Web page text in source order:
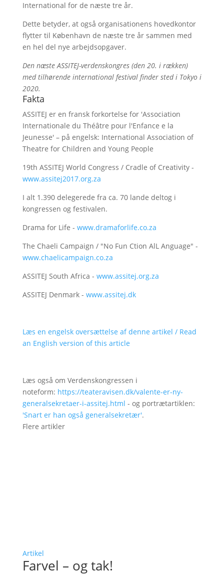
International for de næste tre år.
Dette betyder, at også organisationens hovedkontor
flytter til København de næste tre år sammen med
en hel del nye arbejdsopgaver.
Den næste ASSITEJ-verdenskongres (den 20. i rækken)
med tilhørende international festival finder sted i Tokyo i
2020.
Fakta
ASSITEJ er en fransk forkortelse for 'Association
Internationale du Théâtre pour l'Enfance e la
Jeunesse' – på engelsk: International Association of
Theatre for Children and Young People
19th ASSITEJ World Congress / Cradle of Creativity -
www.assitej2017.org.za
I alt 1.390 delegerede fra ca. 70 lande deltog i
kongressen og festivalen.
Drama for Life - www.dramaforlife.co.za
The Chaeli Campaign / "No Fun Ction AlL Anguage" -
www.chaelicampaign.co.za
ASSITEJ South Africa - www.assitej.org.za
ASSITEJ Denmark - www.assitej.dk
Læs en engelsk oversættelse af denne artikel / Read
an English version of this article
Læs også om Verdenskongressen i
noteform: https://teateravisen.dk/valente-er-ny-
generalsekretaer-i-assitej.html - og portrætartiklen:
'Snart er han også generalsekretær'.
Flere artikler
Artikel
Farvel – og tak!